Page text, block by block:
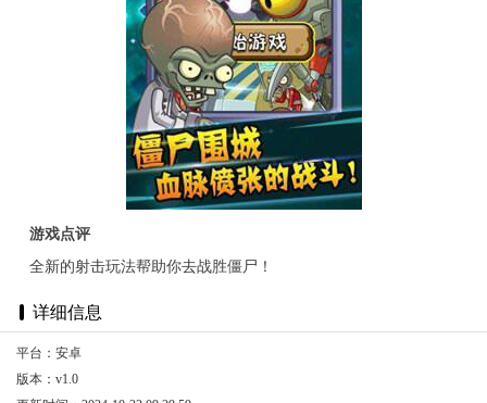
游戏点评
全新的射击玩法帮助你去战胜僵尸！
详细信息
平台：安卓
版本：v1.0